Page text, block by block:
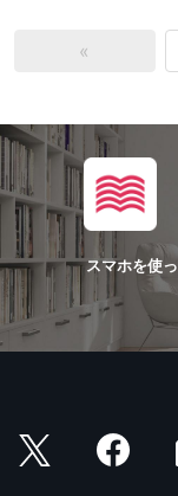
«
スマホを使